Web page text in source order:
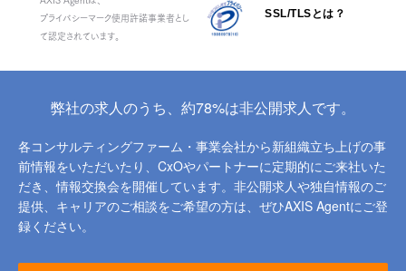
プライバシーマーク使用許諾事業者とし
て認定されています。
SSL/TLSとは？
弊社の求人のうち、約78%は非公開求人です。
各コンサルティングファーム・事業会社から新組織立ち上げの事
前情報をいただいたり、 CxOやパートナーに定期的にご来社いた
だき、情報交換会を開催しています。 非公開求人や独自情報のご
提供、キャリアのご相談をご希望の方は、ぜひAXIS Agentにご登
録ください。